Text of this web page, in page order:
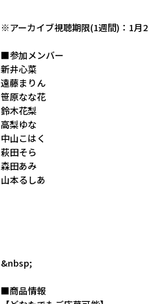
※アーカイブ視聴期限(1週間)：1月
■参加メンバー
新井心菜
遠藤まりん
笹原なな花
鈴木花梨
高梨ゆな
中山こはく
萩田そら
森田あみ
山本るしあ
&nbsp;
■商品情報